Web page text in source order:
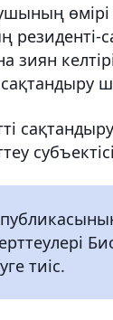
резиденті-
зиян
тиіс.